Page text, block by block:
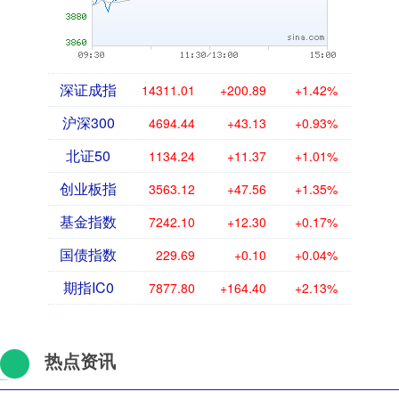
深证成指 14311.01 +200.89 +1.42%
沪深300 4694.44 +43.13 +0.93%
北证50 1134.24 +11.37 +1.01%
创业板指 3563.12 +47.56 +1.35%
基金指数 7242.10 +12.30 +0.17%
国债指数 229.69 +0.10 +0.04%
期指IC0 7877.80 +164.40 +2.13%
热点资讯